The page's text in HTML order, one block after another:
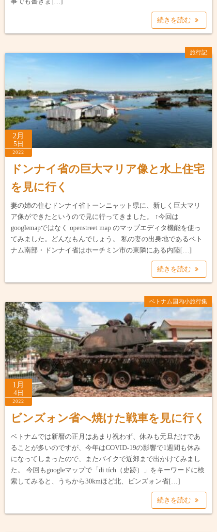
続きを読む
旅行記
2月
5日
2022
ドンナイ省の巨大マリア像と水上住宅
を見に行く
妻の姉の住むドンナイ省トーンニャット県に、新しく巨大マリ
ア像ができたというので見に行ってきました。 ↑今回は
googlemapではなく openstreet map のマップエディタ機能を使っ
てみました。どんなもんでしょう。 私の妻の出身地であるベト
ナム南部・ドンナイ省はホーチミン市の東隣にある内陸[…]
続きを読む
ベトナム国内小旅行集
1月
4日
2022
ビンズォン省へ焼けた戦車を見に行く
ベトナムでは新暦の正月はあまり祝わず、休みも元旦だけであ
ることが多いのですが、今年はCOVID-19の影響で1週間も休み
になってしまったので、またバイクで近郊まで出かけてみまし
た。 今回もgoogleマップで「di tích（史跡）」をキーワードに検
索してみると、うちから30kmほど北、ビンズォン省[…]
続きを読む